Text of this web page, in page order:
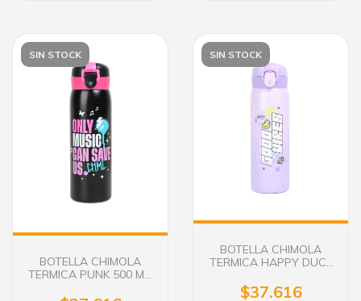
SIN STOCK
BOTELLA CHIMOLA
TERMICA PUNK 500 ML.
SIN STOCK
BOTELLA CHIMOLA
TERMICA HAPPY DUCK
$37.616